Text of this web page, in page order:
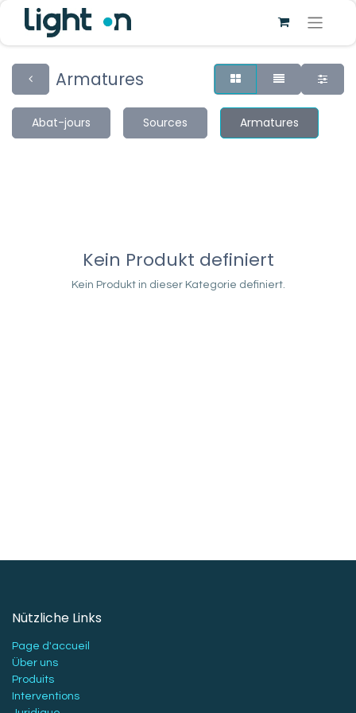
Armatures
Abat-jours Sources Armatures
Kein Produkt definiert
Kein Produkt in dieser Kategorie definiert.
Nützliche Links
Page d'accueil
Über uns
Produits
Interventions